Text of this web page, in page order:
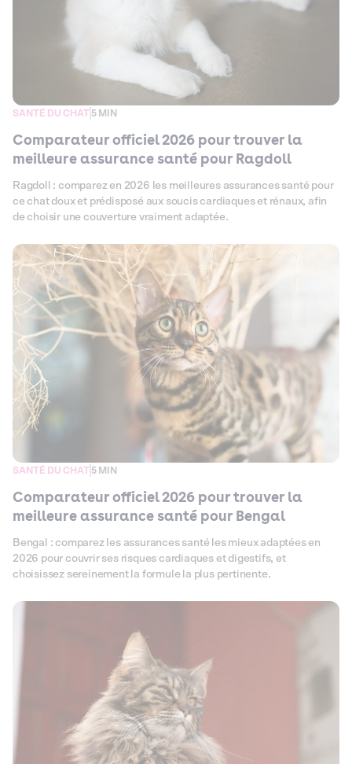
SANTÉ DU CHAT 5 MIN
Comparateur officiel 2026 pour trouver la
meilleure assurance santé pour Ragdoll
Ragdoll : comparez en 2026 les meilleures assurances santé pour
ce chat doux et prédisposé aux soucis cardiaques et rénaux, afin
de choisir une couverture vraiment adaptée.
SANTÉ DU CHAT 5 MIN
Comparateur officiel 2026 pour trouver la
meilleure assurance santé pour Bengal
Bengal : comparez les assurances santé les mieux adaptées en
2026 pour couvrir ses risques cardiaques et digestifs, et
choisissez sereinement la formule la plus pertinente.